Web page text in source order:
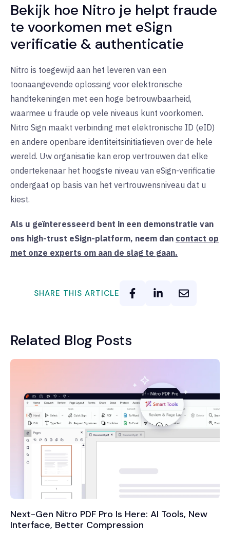
Bekijk hoe Nitro je helpt fraude
te voorkomen met eSign
verificatie & authenticatie
Nitro is toegewijd aan het leveren van een
toonaangevende oplossing voor elektronische
handtekeningen met een hoge betrouwbaarheid,
waarmee u fraude op vele niveaus kunt voorkomen.
Nitro Sign maakt verbinding met elektronische ID (eID)
en andere openbare identiteitsinitiatieven over de hele
wereld. Uw organisatie kan erop vertrouwen dat elke
ondertekenaar het hoogste niveau van eSign-verificatie
ondergaat op basis van het vertrouwensniveau dat u
kiest.
Als u geïnteresseerd bent in een demonstratie van
ons high-trust eSign-platform, neem dan contact op
met onze experts om aan de slag te gaan.
SHARE THIS ARTICLE
Related Blog Posts
Next-Gen Nitro PDF Pro Is Here: AI Tools, New
Interface, Better Compression